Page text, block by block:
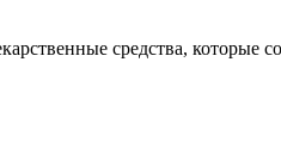
средства, которые